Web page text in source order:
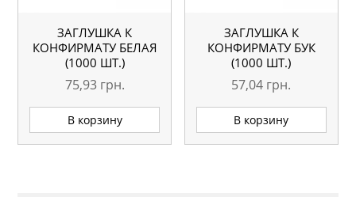
ЗАГЛУШКА К
КОНФИРМАТУ БЕЛАЯ
(1000 ШТ.)
75,93 грн.
В корзину
ЗАГЛУШКА К
КОНФИРМАТУ БУК
(1000 ШТ.)
57,04 грн.
В корзину